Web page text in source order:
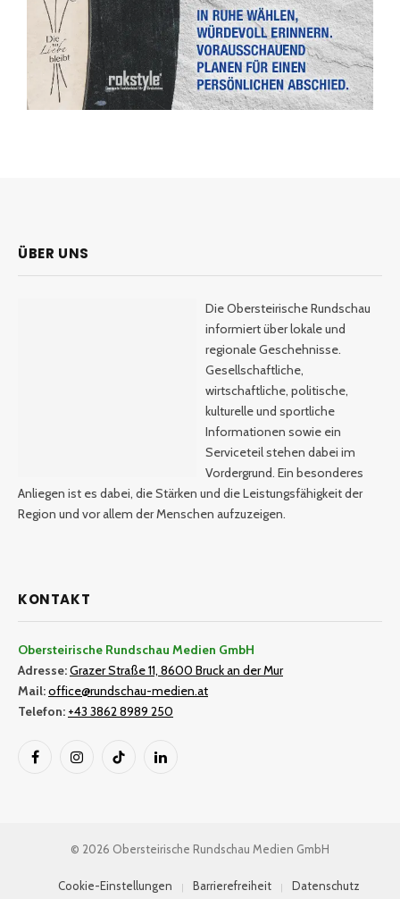
ÜBER UNS
Die Obersteirische Rundschau
informiert über lokale und
regionale Geschehnisse.
Gesellschaftliche,
wirtschaftliche, politische,
kulturelle und sportliche
Informationen sowie ein
Serviceteil stehen dabei im
Vordergrund. Ein besonderes
Anliegen ist es dabei, die Stärken und die Leistungsfähigkeit der
Region und vor allem der Menschen aufzuzeigen.
KONTAKT
Obersteirische Rundschau Medien GmbH
Adresse:Grazer Straße 11, 8600 Bruck an der Mur
Mail:office@rundschau-medien.at
Telefon: +43 3862 8989 250
FacebookInstagramTikTok LinkedIn
© 2026 Obersteirische Rundschau Medien GmbH
Cookie-Einstellungen Barrierefreiheit Datenschutz